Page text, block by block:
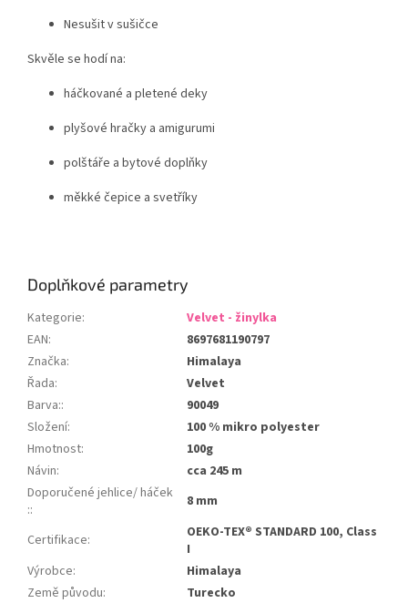
Nesušit v sušičce
Skvěle se hodí na:
háčkované a pletené deky
plyšové hračky a amigurumi
polštáře a bytové doplňky
měkké čepice a svetříky
Doplňkové parametry
Kategorie:
Velvet - žinylka
EAN:
8697681190797
Značka:
Himalaya
Řada:
Velvet
Barva::
90049
Složení:
100 % mikro polyester
Hmotnost:
100g
Návin:
cca 245 m
Doporučené jehlice/ háček
:: 8 mm
Certifikace:
OEKO-TEX® STANDARD 100, Class
I
Výrobce:
Himalaya
Země původu:
Turecko